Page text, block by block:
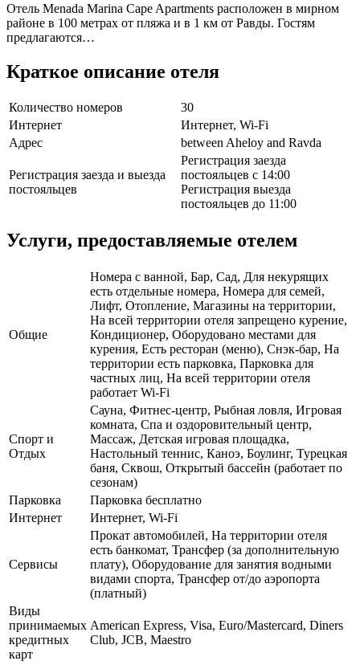
Отель Menada Marina Cape Apartments расположен в мирном
районе в 100 метрах от пляжа и в 1 км от Равды. Гостям
предлагаются…
Краткое описание отеля
Количество номеров
30
Интернет
Интернет, Wi-Fi
Адрес
between Aheloy and Ravda
Регистрация заезда и выезда
постояльцев
Регистрация заезда
постояльцев с 14:00
Регистрация выезда
постояльцев до 11:00
Услуги, предоставляемые отелем
Общие
Номера с ванной, Бар, Сад, Для некурящих
есть отдельные номера, Номера для семей,
Лифт, Отопление, Магазины на территории,
На всей территории отеля запрещено курение,
Кондиционер, Оборудовано местами для
курения, Есть ресторан (меню), Снэк-бар, На
территории есть парковка, Парковка для
частных лиц, На всей территории отеля
работает Wi-Fi
Спорт и
Отдых
Сауна, Фитнес-центр, Рыбная ловля, Игровая
комната, Спа и оздоровительный центр,
Массаж, Детская игровая площадка,
Настольный теннис, Каноэ, Боулинг, Турецкая
баня, Сквош, Открытый бассейн (работает по
сезонам)
Парковка
Парковка бесплатно
Интернет
Интернет, Wi-Fi
Сервисы
Прокат автомобилей, На территории отеля
есть банкомат, Трансфер (за дополнительную
плату), Оборудование для занятия водными
видами спорта, Трансфер от/до аэропорта
(платный)
Виды
принимаемых
кредитных
карт
American Express, Visa, Euro/Mastercard, Diners
Club, JCB, Maestro